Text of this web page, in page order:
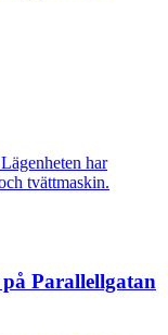
har
tvättmaskin.
Parallellgatan